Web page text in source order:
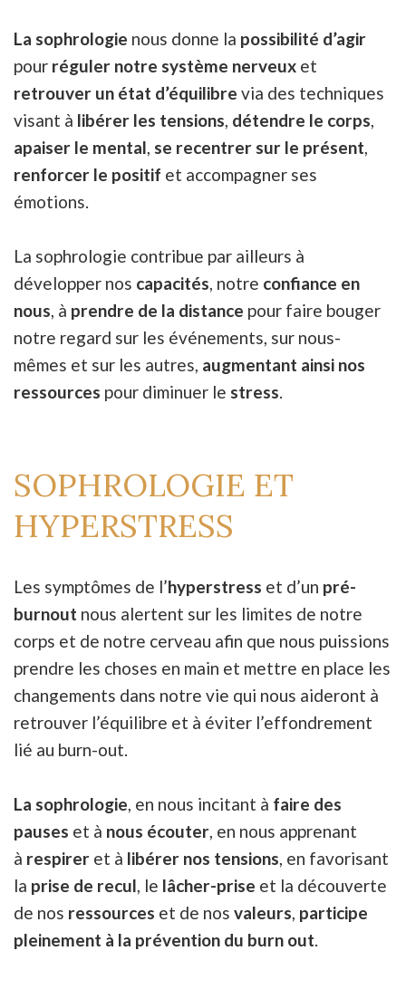
La sophrologie nous donne la possibilité d’agir
pour réguler notre système nerveux et
retrouver un état d’équilibre via des techniques
visant à libérer les tensions, détendre le corps,
apaiser le mental, se recentrer sur le présent,
renforcer le positif et accompagner ses
émotions.
La sophrologie contribue par ailleurs à
développer nos capacités, notre confiance en
nous, à prendre de la distance pour faire bouger
notre regard sur les événements, sur nous-
mêmes et sur les autres, augmentant ainsi nos
ressources pour diminuer le stress.
SOPHROLOGIE ET
HYPERSTRESS
Les symptômes de l’hyperstress et d’un pré-
burnout nous alertent sur les limites de notre
corps et de notre cerveau afin que nous puissions
prendre les choses en main et mettre en place les
changements dans notre vie qui nous aideront à
retrouver l’équilibre et à éviter l’effondrement
lié au burn-out.
La sophrologie, en nous incitant à faire des
pauses et à nous écouter, en nous apprenant
à respirer et à libérer nos tensions, en favorisant
la prise de recul, le lâcher-prise et la découverte
de nos ressources et de nos valeurs, participe
pleinement à la prévention du burn out.